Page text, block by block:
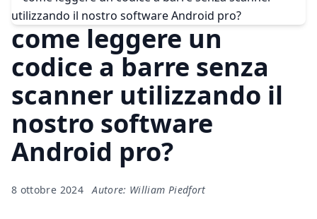
come leggere un
codice a barre senza
scanner utilizzando il
nostro software
Android pro?
8 ottobre 2024 Autore: William Piedfort